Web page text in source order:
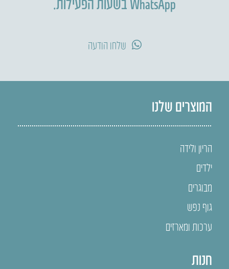
שלחו הודעה
המוצרים שלנו
הריון ולידה
ילדים
מבוגרים
גוף נפש
ערכות ומארזים
חנות